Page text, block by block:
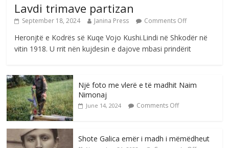
Lavdi trimave partizan
September 18, 2024 Janina Press Comments Off
Heronjtë e Kodrës së Kuqe Vojo Kushi.Lindi në Shkodër në
vitin 1918. U rrit nën kujdesin e dajove mbasi prindërit
Një foto me vlerë e të madhit Naim
Nimonaj
June 14, 2024 Comments Off
Shote Galica emër i madh i mëmëdheut